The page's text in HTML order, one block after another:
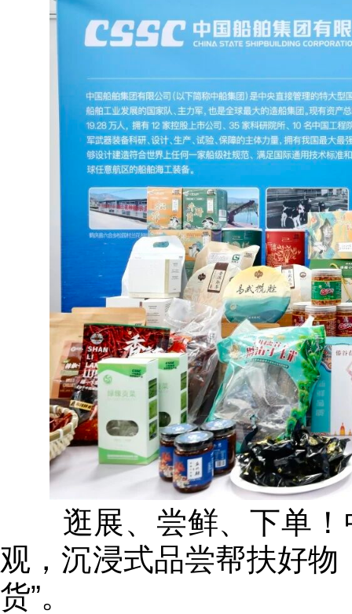
逛展、尝鲜、下单！
观，沉浸式品尝帮扶好物
货”。